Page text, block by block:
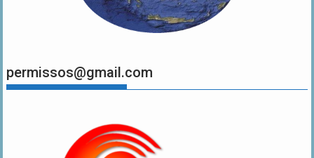
permissos@gmail.com